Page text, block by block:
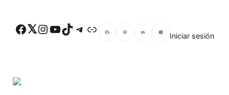
Facebook Twitter Instagram YouTube TikTok Telegram Enlace
Iniciar sesión